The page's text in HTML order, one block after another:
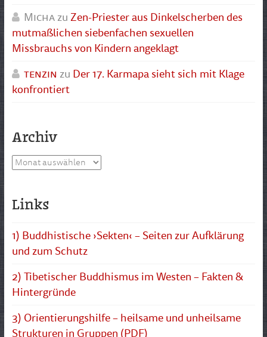
MichazuZen-Priester aus Dinkelscherben des
mutmaßlichen siebenfachen sexuellen
Missbrauchs von Kindern angeklagt
tenzin zu Der 17. Karmapa sieht sich mit Klage
konfrontiert
Archiv
Archiv
Links
1) Buddhistische ›Sekten‹ – Seiten zur Aufklärung
und zum Schutz
2) Tibetischer Buddhismus im Westen – Fakten &
Hintergründe
3) Orientierungshilfe – heilsame und unheilsame
Strukturen in Gruppen (PDF)